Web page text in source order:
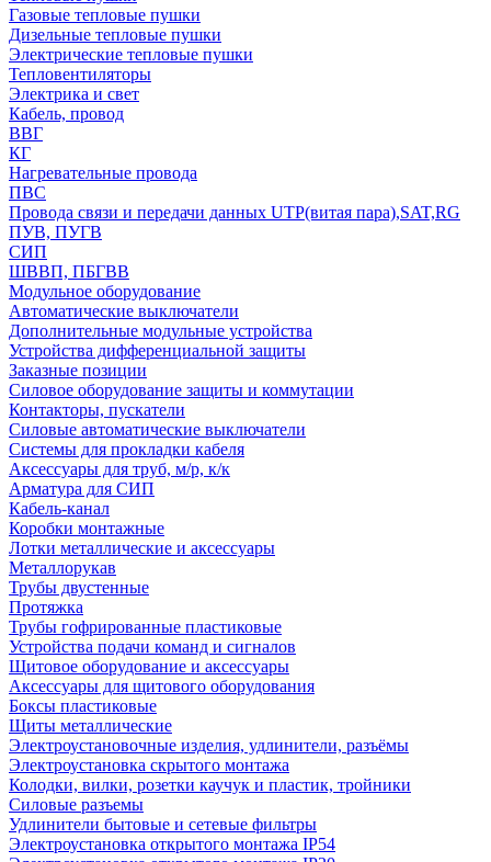
Газовые тепловые пушки
Дизельные тепловые пушки
Электрические тепловые пушки
Тепловентиляторы
Электрика и свет
Кабель, провод
ВВГ
КГ
Нагревательные провода
ПВС
Провода связи и передачи данных UTP(витая пара),SAT,RG
ПУВ, ПУГВ
СИП
ШВВП, ПБГВВ
Модульное оборудование
Автоматические выключатели
Дополнительные модульные устройства
Устройства дифференциальной защиты
Заказные позиции
Силовое оборудование защиты и коммутации
Контакторы, пускатели
Силовые автоматические выключатели
Системы для прокладки кабеля
Аксессуары для труб, м/р, к/к
Арматура для СИП
Кабель-канал
Коробки монтажные
Лотки металлические и аксессуары
Металлорукав
Трубы двустенные
Протяжка
Трубы гофрированные пластиковые
Устройства подачи команд и сигналов
Щитовое оборудование и аксессуары
Аксессуары для щитового оборудования
Боксы пластиковые
Щиты металлические
Электроустановочные изделия, удлинители, разъёмы
Электроустановка скрытого монтажа
Колодки, вилки, розетки каучук и пластик, тройники
Силовые разъемы
Удлинители бытовые и сетевые фильтры
Электроустановка открытого монтажа IP54